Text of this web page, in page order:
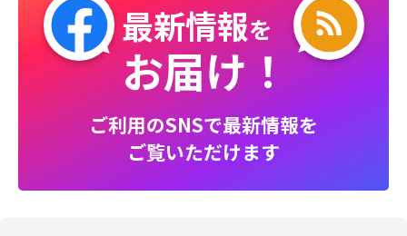
最新情報を
お届け！
ご利用のSNSで最新情報を
ご覧いただけます